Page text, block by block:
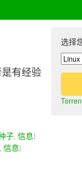
选择
有经验
子, 信息)
, 信息)